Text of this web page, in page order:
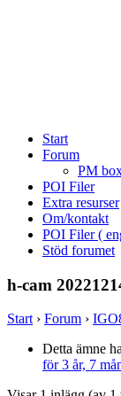
Start
Forum
PM
POI Filer
Extra resurser
Om/kontakt
POI Filer (
Stöd forumet
h-cam
Start › Forum ›
Detta ämne
för 3 år, 7